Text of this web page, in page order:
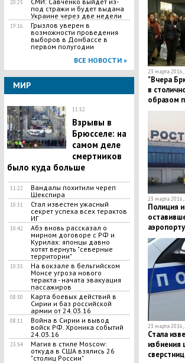
20:25
под стражи и будет выдана
Украине через две недели
19:16
Грызлов уверен в
возможности проведения
выборов в Донбассе в
первом полугодии
ВСЕ НОВОСТИ »
МИР
11:52
Взрывы в
Брюсселе: на
самом деле
смертников
было куда больше
11:22
Вандалы похитили череп
Шекспира
10:51
Стал известен ужасный
секрет успеха всех терактов
ИГ
10:42
Абэ вновь рассказал о
мирном договоре с РФ и
Курилах: японцы давно
хотят вернуть "северные
территории"
10:35
На вокзале в бельгийском
Монсе угроза нового
теракта - начата эвакуация
пассажиров
08:30
Карта боевых действий в
Сирии и баз российской
армии от 24.03.16
08:11
Война в Сирии и вывод
войск РФ. Хроника событий
24.03.16
23:34
Магия в стиле Moscow:
откуда в США взялись 26
"столиц России"
23 марта 2016,
"Вчера
в
образом
23 марта 2016,
Полиция
23 марта 2016,
Стала
избиения